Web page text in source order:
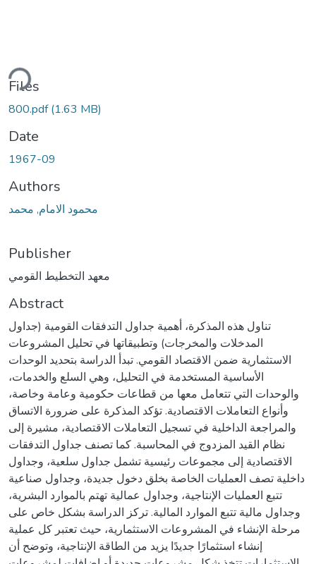
Files
800.pdf(1.63 MB)
Date
1967-09
Authors
محمود الامام, محمد
Publisher
معهد التخطيط القومي
Abstract
تناول هذه المذكرة، أهمية جداول التدفقات القومية (جداول
المدخلات والمخرجات) وتطبيقاتها في تحليل المشروعات
الاستثمارية ضمن الاقتصاد القومي. تبدأ الدراسة بتحديد الوحدات
الأساسية المستخدمة في التحليل، وهي السلع والخدمات،
والوحدات التي تتعامل معها من قطاعات حكومية وعامة وخاصة،
وأنواع التعاملات الاقتصادية. تؤكد المذكرة على ضرورة الاتساق
والمراجعة الداخلية في تسجيل التعاملات الاقتصادية، مشيرة إلى
نظام القيد المزدوج في المحاسبة. كما تصنف جداول التدفقات
الاقتصادية إلى مجموعات رئيسية تشمل جداول سلعية، وجداول
داخلية تصف العمليات الخاصة بخلق دخول جديدة، وجداول صناعية
تتبع العمليات الإنتاجية، وجداول عمالية تهتم بالموارد البشرية،
وجداول مالية تتبع الموارد المالية. تركز الدراسة بشكل خاص على
مرحلة الإنشاء في المشروعات الاستثمارية، حيث تعتبر كل عملية
إنشاء استثمارًا جديدًا يزيد من الطاقة الإنتاجية، وتوضح أن